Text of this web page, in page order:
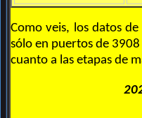
Como veis, los datos
sólo en puertos de
cuanto a las etapas de